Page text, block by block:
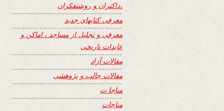
،داکتران و روشنفکران
معرفی کتابهای جدید
معرفی و تجلیل از مساجد ، اماکن و
عابدات تاریخی
مقالات آزاد
مقالات جالب و پژوهشی
مناجا ت
مناجات